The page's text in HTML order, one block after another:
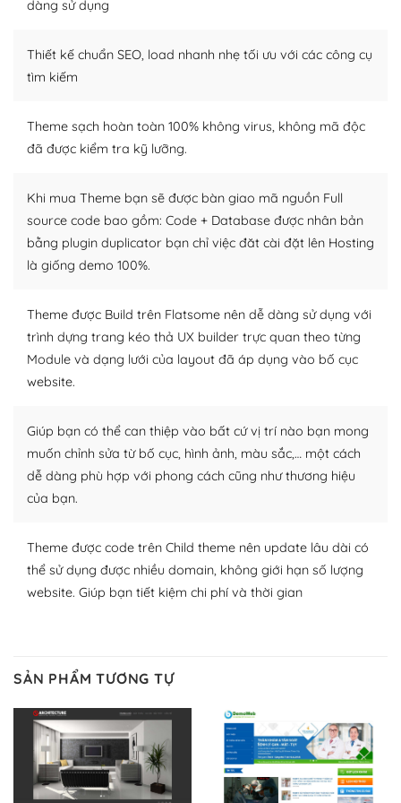
– Sở hữu một cộng đồng lớn, sẵn sàng hỗ trợ
người cuồng tín WordPress.
kiếm những cộng đồng WordPress, họ sẽ giúp bạn trả
lời, giải đáp vấn đề của bạn.
Cộng đồng sử dụng WordPress sẵn sàng hỗ trợ bạn
Plugin mở rộng là thành phần cài đặt thêm vào
WordPress để tăng thêm các tính năng cần thiết. Có
nhiều plugin trả phí hoặc miễn phí.
plugin của WordPress rất phong phú. Bạn có thể thỏa
thích chọn lựa plugin và themes phù hợp cho mục đích
lập website của mình.
WordPress đa dạng plugin và themes
– Dễ sử dụng
Với mọi Hosting bất kỳ thì WordPress đều có thể dễ
Và bạn có toàn quyền tự do khi quyết định nơi lưu trữ
trang web WordPress của bạn.
Dễ dàng lựa chọn Hosting cho website WordPress
– Bảo mật cực tốt
Vì WordPress hiện là nền tảng xây dựng trang web và
dàng sử dụng
Thiết kế chuẩn SEO, load nhanh nhẹ tối ưu với các công cụ
tìm kiếm
Theme sạch hoàn toàn 100% không virus, không mã độc
đã được kiểm tra kỹ lưỡng.
Khi mua Theme bạn sẽ được bàn giao mã nguồn Full
source code bao gồm: Code + Database được nhân bản
bằng plugin duplicator bạn chỉ việc đăt cài đặt lên Hosting
là giống demo 100%.
Theme được Build trên Flatsome nên dễ dàng sử dụng với
trình dựng trang kéo thả UX builder trực quan theo từng
Module và dạng lưới của layout đã áp dụng vào bố cục
website.
Giúp bạn có thể can thiệp vào bất cứ vị trí nào bạn mong
muốn chỉnh sửa từ bố cục, hình ảnh, màu sắc,… một cách
dễ dàng phù hợp với phong cách cũng như thương hiệu
của bạn.
Theme được code trên Child theme nên update lâu dài có
thể sử dụng được nhiều domain, không giới hạn số lượng
website. Giúp bạn tiết kiệm chi phí và thời gian
SẢN PHẨM TƯƠNG TỰ